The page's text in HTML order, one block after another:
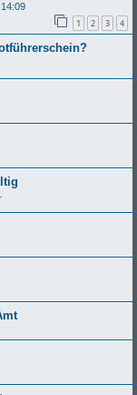
1 2 3 4